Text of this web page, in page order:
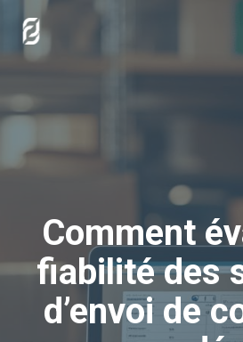
contenu
Comment
fiabilité des
d’envoi de